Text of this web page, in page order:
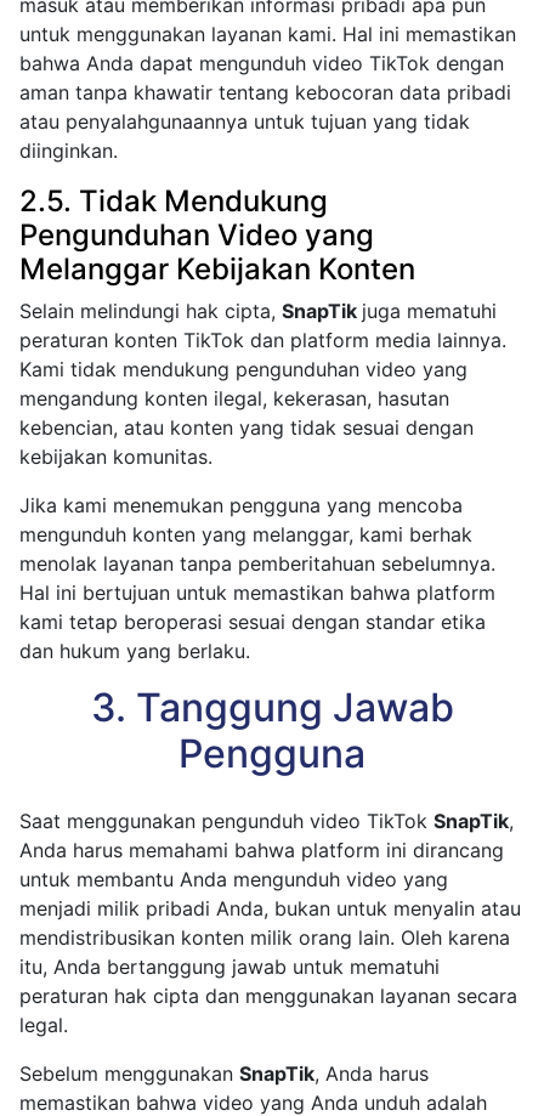
masuk atau memberikan informasi pribadi apa pun
untuk menggunakan layanan kami. Hal ini memastikan
bahwa Anda dapat mengunduh video TikTok dengan
aman tanpa khawatir tentang kebocoran data pribadi
atau penyalahgunaannya untuk tujuan yang tidak
diinginkan.
2.5. Tidak Mendukung
Pengunduhan Video yang
Melanggar Kebijakan Konten
Selain melindungi hak cipta, SnapTik juga mematuhi
peraturan konten TikTok dan platform media lainnya.
Kami tidak mendukung pengunduhan video yang
mengandung konten ilegal, kekerasan, hasutan
kebencian, atau konten yang tidak sesuai dengan
kebijakan komunitas.
Jika kami menemukan pengguna yang mencoba
mengunduh konten yang melanggar, kami berhak
menolak layanan tanpa pemberitahuan sebelumnya.
Hal ini bertujuan untuk memastikan bahwa platform
kami tetap beroperasi sesuai dengan standar etika
dan hukum yang berlaku.
3. Tanggung Jawab
Pengguna
Saat menggunakan pengunduh video TikTok SnapTik,
Anda harus memahami bahwa platform ini dirancang
untuk membantu Anda mengunduh video yang
menjadi milik pribadi Anda, bukan untuk menyalin atau
mendistribusikan konten milik orang lain. Oleh karena
itu, Anda bertanggung jawab untuk mematuhi
peraturan hak cipta dan menggunakan layanan secara
legal.
Sebelum menggunakan SnapTik, Anda harus
memastikan bahwa video yang Anda unduh adalah